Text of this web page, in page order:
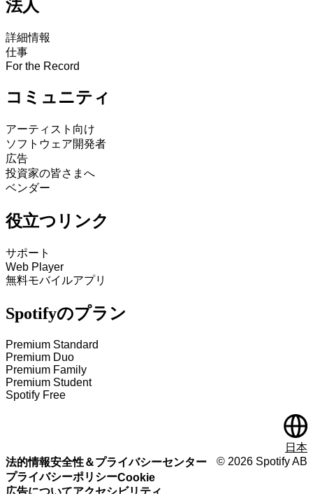
法人
詳細情報
仕事
For the Record
コミュニティ
アーティスト向け
ソフトウェア開発者
広告
投資家の皆さまへ
ベンダー
役立つリンク
サポート
Web Player
無料モバイルアプリ
Spotifyのプラン
Premium Standard
Premium Duo
Premium Family
Premium Student
Spotify Free
法的情報安全性＆プライバシーセンター
プライバシーポリシーCookie
広告についてアクセシビリティ
© 2026 Spotify AB
日本